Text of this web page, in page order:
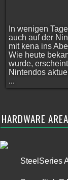
In wenigen
auch auf der
mit kena ins
Wie heute
wurde,
Nintendos
...
HARDWARE AREA
SteelSeries